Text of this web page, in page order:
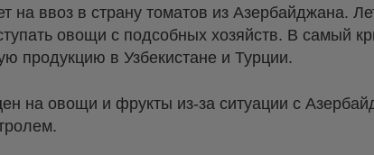
на ввоз в страну томатов из Азербайджана.
овощи с подсобных хозяйств. В самый
продукцию в Узбекистане и Турции.
на овощи и фрукты из-за ситуации с